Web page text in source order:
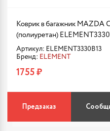
Коврик в багажник MAZDA
(полиуретан)
Артикул: ELEMENT3330B13
Бренд: ELEMENT
1755 ₽
Предзаказ